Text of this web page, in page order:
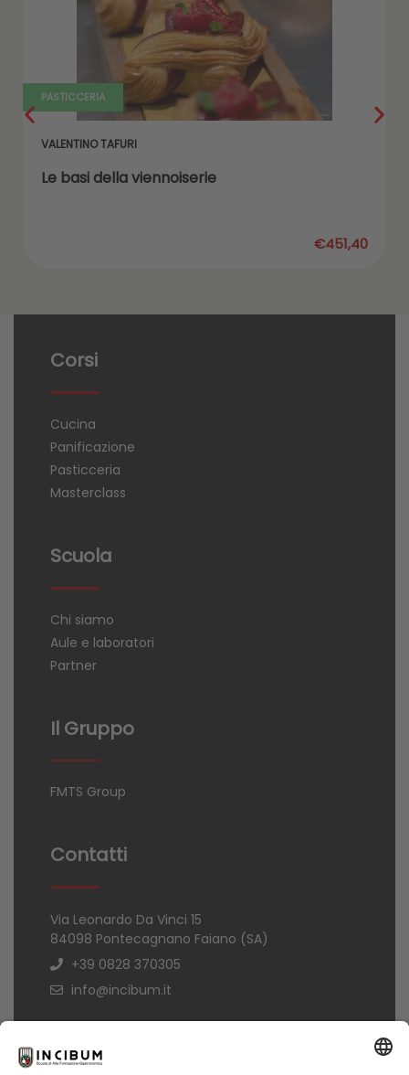
PASTICCERIA
VALENTINO TAFURI
Le basi della viennoiserie
€451,40
Corsi
Cucina
Panificazione
Pasticceria
Masterclass
Scuola
Chi siamo
Aule e laboratori
Partner
Il Gruppo
FMTS Group
Contatti
Via Leonardo Da Vinci 15
84098 Pontecagnano Faiano (SA)
+39 0828 370305
info@incibum.it
Informazioni